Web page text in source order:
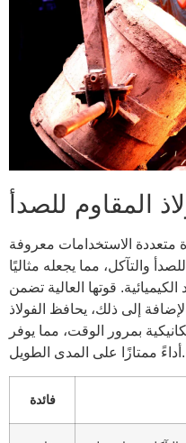
المقاوم للصدأ
متعددة الاستخدامات معروفة
والتآكل، مما يجعله مثاليًا
قوتها العالية تضمن
إلى ذلك، يحافظ الفولاذ
بمرور الوقت، مما يوفر
أداءً ممتازًا على المدى الطويل.
فائدة